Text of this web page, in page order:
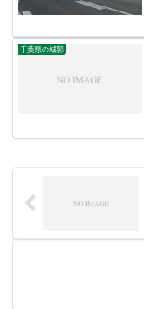
千葉県の城郭